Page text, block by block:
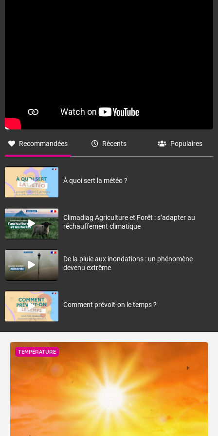
Recommandées Récents Populaires
À quoi sert la météo ?
Climadiag Agriculture et Forêt : s’adapter au
réchauffement climatique
De la pluie aux inondations : un phénomène
devenu extrême
Comment prévoit-on le temps ?
TEMPÉRATURE